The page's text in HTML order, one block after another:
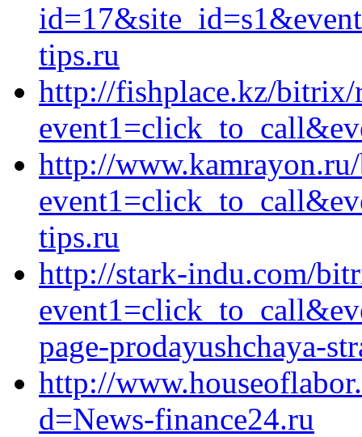
tips.ru
http://fishplace.kz/bitrix/
http://
tips.ru
http://stark-indu.com/
page-prodayushchaya-
http://
d=News-finance24.ru